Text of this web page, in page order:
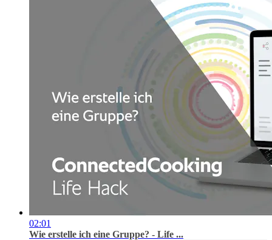
02:01
Wie erstelle ich eine Gruppe? - Life ...